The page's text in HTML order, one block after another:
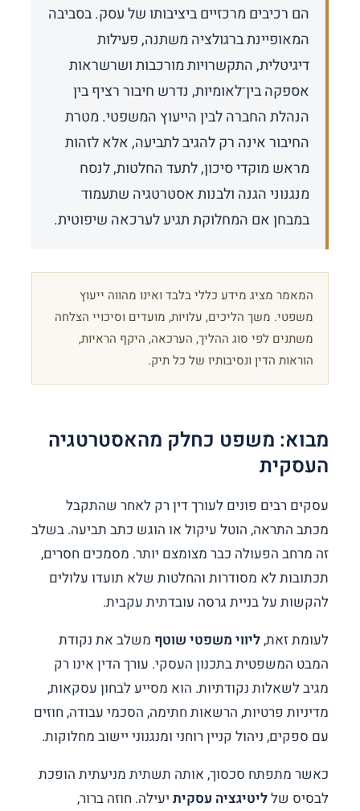
הם רכיבים מרכזיים ביציבותו של עסק. בסביבה
המאופיינת ברגולציה משתנה, פעילות
דיגיטלית, התקשרויות מורכבות ושרשראות
אספקה בין־לאומיות, נדרש חיבור רציף בין
הנהלת החברה לבין הייעוץ המשפטי. מטרת
החיבור אינה רק להגיב לתביעה, אלא לזהות
מראש מוקדי סיכון, לתעד החלטות, לנסח
מנגנוני הגנה ולבנות אסטרטגיה שתעמוד
במבחן אם המחלוקת תגיע לערכאה שיפוטית.
המאמר מציג מידע כללי בלבד ואינו מהווה ייעוץ
משפטי. משך הליכים, עלויות, מועדים וסיכויי הצלחה
משתנים לפי סוג ההליך, הערכאה, היקף הראיות,
הוראות הדין ונסיבותיו של כל תיק.
מבוא: משפט כחלק מהאסטרטגיה
העסקית
עסקים רבים פונים לעורך דין רק לאחר שהתקבל
מכתב התראה, הוטל עיקול או הוגש כתב תביעה. בשלב
זה מרחב הפעולה כבר מצומצם יותר. מסמכים חסרים,
תכתובות לא מסודרות והחלטות שלא תועדו עלולים
להקשות על בניית גרסה עובדתית עקבית.
לעומת זאת,ליווי משפטי שוטף משלב את נקודת
המבט המשפטית בתכנון העסקי. עורך הדין אינו רק
מגיב לשאלות נקודתיות. הוא מסייע לבחון עסקאות,
מדיניות פרטיות, הרשאות חתימה, הסכמי עבודה, חוזים
עם ספקים, ניהול קניין רוחני ומנגנוני יישוב מחלוקות.
כאשר מתפתח סכסוך, אותה תשתית מניעתית הופכת
לבסיס שלליטיגציה עסקית יעילה. חוזה ברור,